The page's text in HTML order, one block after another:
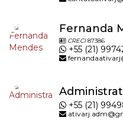
Fernanda
CRECI87386
+55 (21)
+55 (21)